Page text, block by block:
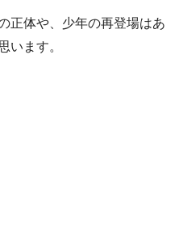
正体や、少年の再登場はあ
います。